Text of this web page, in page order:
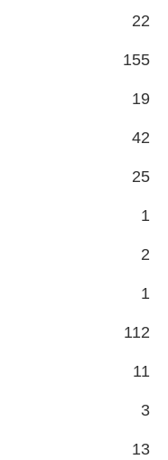
22
155
19
42
25
1
2
1
112
11
3
13